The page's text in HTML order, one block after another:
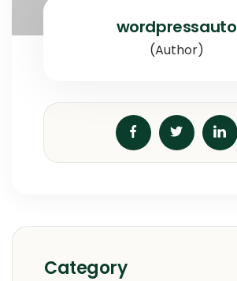
wordpressauto
(Author)
Category